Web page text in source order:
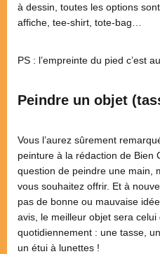
à dessin, toutes les options
affiche, tee-shirt, tote-bag…
PS : l’empreinte du pied c’est
Peindre un objet
Vous l’aurez sûrement
peinture à la rédaction de Bien
question de peindre une main,
vous souhaitez offrir. Et à
pas de bonne ou mauvaise
avis, le meilleur objet sera celui
quotidiennement : une tasse,
un étui à lunettes !